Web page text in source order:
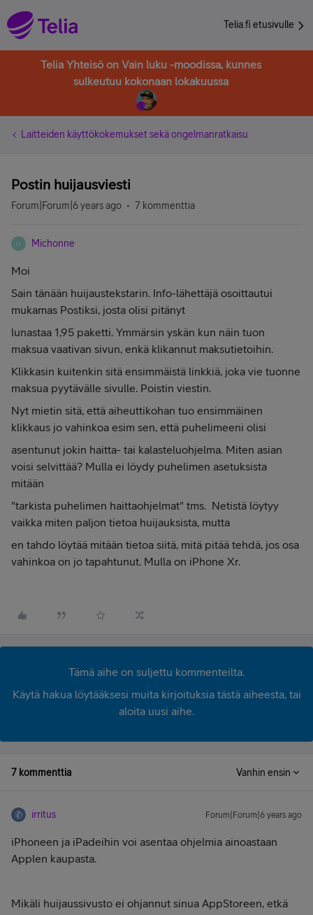
Telia.fi etusivulle
Telia Yhteisö on Vain luku -moodissa, kunnes
sulkeutuu kokonaan lokakuussa
Laitteiden käyttökokemukset sekä ongelmanratkaisu
Postin huijausviesti
Forum|Forum|6 years ago 7 kommenttia
M Michonne
Moi
Sain tänään huijaustekstarin. Info-lähettäjä osoittautui
mukamas Postiksi, josta olisi pitänyt
lunastaa 1,95 paketti. Ymmärsin yskän kun näin tuon
maksua vaativan sivun, enkä klikannut maksutietoihin.
Klikkasin kuitenkin sitä ensimmäistä linkkiä, joka vie tuonne
maksua pyytävälle sivulle. Poistin viestin.
Nyt mietin sitä, että aiheuttikohan tuo ensimmäinen
klikkaus jo vahinkoa esim sen, että puhelimeeni olisi
asentunut jokin haitta- tai kalasteluohjelma. Miten asian
voisi selvittää? Mulla ei löydy puhelimen asetuksista
mitään
"tarkista puhelimen haittaohjelmat" tms. Netistä löytyy
vaikka miten paljon tietoa huijauksista, mutta
en tahdo löytää mitään tietoa siitä, mitä pitää tehdä, jos osa
vahinkoa on jo tapahtunut. Mulla on iPhone Xr.
Tämä aihe on suljettu kommenteilta.
Käytä hakua löytääksesi muita kirjoituksia tästä aiheesta, tai
aloita uusi aihe.
7 kommenttia Vanhin ensin
irritus Forum|Forum|6 years ago
iPhoneen ja iPadeihin voi asentaa ohjelmia ainoastaan
Applen kaupasta.
Mikäli huijaussivusto ei ohjannut sinua AppStoreen, etkä